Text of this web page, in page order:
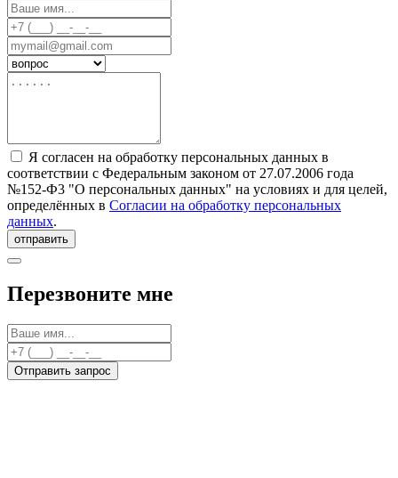
Я согласен на обработку персональных данных в
соответствии с Федеральным законом от 27.07.2006 года
№152-Ф3 "О персональных данных" на условиях и для целей,
определённых в Согласии на обработку персональных
данных.
отправить
Перезвоните мне
Отправить запрос